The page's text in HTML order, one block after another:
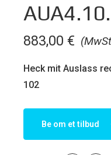
883,00 €
Heck mit Auslass
102
Be om et tilbud